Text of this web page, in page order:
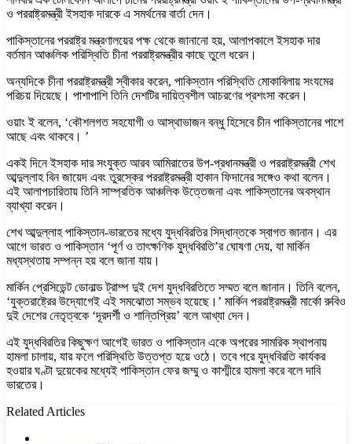
ও পররাষ্ট্রমন্ত্রী ইসহাক দারকে এ সমর্থনের বার্তা দেন।
পাকিস্তানের পররাষ্ট্র মন্ত্রণালয়ের পক্ষ থেকে জানানো হয়, আলাপকালে ইসহাক দার
বর্তমান আঞ্চলিক পরিস্থিতি চীনা পররাষ্ট্রমন্ত্রীর কাছে তুলে ধরেন।
অন্যদিকে চীনা পররাষ্ট্রমন্ত্রী স্বীকার করেন, পাকিস্তান পরিস্থিতি মোকাবিলায় সংযমের
পরিচয় দিয়েছে। পাশাপাশি তিনি দেশটির দায়িত্বশীল আচরণের প্রশংসা করেন।
ওয়াং ই বলেন, ‘কৌশলগত সহযোগী ও আস্থাভাজন বন্ধু হিসেবে চীন পাকিস্তানের পাশে
আছে এবং থাকবে। ’
একই দিনে ইসহাক দার সংযুক্ত আরব আমিরাতের উপ-প্রধানমন্ত্রী ও পররাষ্ট্রমন্ত্রী শেখ
আব্দুল্লাহ বিন জায়েদ এবং তুরস্কের পররাষ্ট্রমন্ত্রী হাকান ফিদানের সঙ্গেও কথা বলেন।
এই আলাপচারিতায় তিনি সাম্প্রতিক আঞ্চলিক উত্তেজনা এবং পাকিস্তানের অবস্থান
ব্যাখ্যা করেন।
শেখ আব্দুল্লাহ পাকিস্তান-ভারতের মধ্যে যুদ্ধবিরতির সিদ্ধান্তকে স্বাগত জানান। এর
আগে ভারত ও পাকিস্তান ‘পূর্ণ ও তাৎক্ষণিক যুদ্ধবিরতি’র ঘোষণা দেয়, যা মার্কিন
মধ্যস্থতায় সম্পন্ন হয় বলে জানা যায়।
মার্কিন প্রেসিডেন্ট ডোনাল্ড ট্রাম্প দুই দেশ যুদ্ধবিরতিতে সম্মত বলে জানান। তিনি বলেন,
‘যুক্তরাষ্ট্রের উদ্যোগেই এই সমঝোতা সম্ভব হয়েছে।’ মার্কিন পররাষ্ট্রমন্ত্রী মার্কো রুবিও
দুই দেশের নেতৃত্বকে ‘দূরদর্শী ও শান্তিপ্রিয়’ বলে আখ্যা দেন।
এই যুদ্ধবিরতির কিছুক্ষণ আগেই ভারত ও পাকিস্তান একে অপরের সামরিক স্থাপনায়
হামলা চালায়, যার ফলে পরিস্থিতি উত্তপ্ত হয়ে ওঠে। তবে পরে যুদ্ধবিরতি কার্যকর
হওয়ার ঘণ্টা দুয়েকের মধ্যেই পাকিস্তান ফের জম্মু ও কাশ্মীরে হামলা করে বলে দাবি
ভারতের।
Related Articles